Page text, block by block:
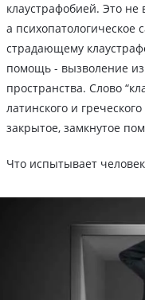
клаустрафобией. Это
а
страдающему
помощь - вызволение из
пространства. Слово
латинского и
закрытое, замкнутое
Что испытывает